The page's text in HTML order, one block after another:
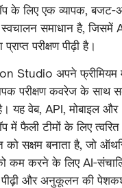
के लिए एक व्यापक,
स्वचालन समाधान है, जिसमें
प्राप्त परीक्षण पीढ़ी है।
Studio अपने फ्रीमियम
परीक्षण कवरेज के साथ
यह वेब, API, मोबाइल और
में फैली टीमों के लिए त्वरित
सक्षम बनाता है, जो
कम करने के लिए AI-
पीढ़ी और अनुकूलन की